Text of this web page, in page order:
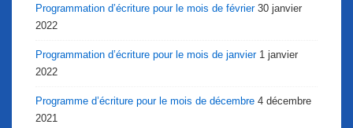
Programmation d’écriture pour le mois de février 30 janvier
2022
Programmation d’écriture pour le mois de janvier 1 janvier
2022
Programme d’écriture pour le mois de décembre 4 décembre
2021